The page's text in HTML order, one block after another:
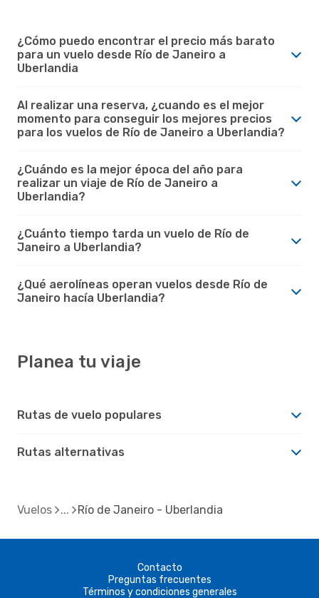
¿Cómo puedo encontrar el precio más barato
para un vuelo desde Río de Janeiro a
Uberlandia
Al realizar una reserva, ¿cuando es el mejor
momento para conseguir los mejores precios
para los vuelos de Río de Janeiro a Uberlandia?
¿Cuándo es la mejor época del año para
realizar un viaje de Río de Janeiro a
Uberlandia?
¿Cuánto tiempo tarda un vuelo de Río de
Janeiro a Uberlandia?
¿Qué aerolíneas operan vuelos desde Río de
Janeiro hacía Uberlandia?
Planea tu viaje
Rutas de vuelo populares
Rutas alternativas
Vuelos Río de Janeiro - Uberlandia
Contacto
Preguntas frecuentes
Términos y condiciones generales